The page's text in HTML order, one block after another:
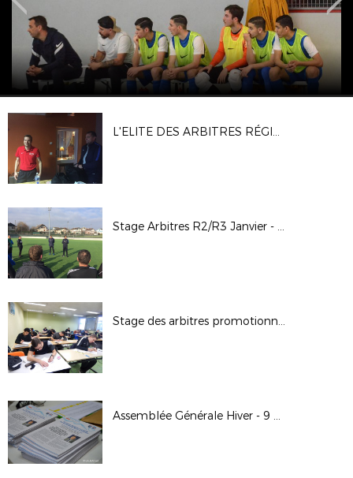
L'ELITE DES ARBITRES RÉGIONAUX PREND DE LA HAUTEUR
Stage Arbitres R2/R3 Janvier - Février 2018
Stage des arbitres promotionnels FFF
Assemblée Générale Hiver - 9 décembre 2017